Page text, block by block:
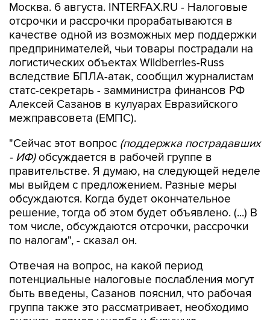
Москва. 6 августа. INTERFAX.RU - Налоговые
отсрочки и рассрочки прорабатываются в
качестве одной из возможных мер поддержки
предпринимателей, чьи товары пострадали на
логистических объектах Wildberries-Russ
вследствие БПЛА-атак, сообщил журналистам
статс-секретарь - замминистра финансов РФ
Алексей Сазанов в кулуарах Евразийского
межправсовета (ЕМПС).
"Сейчас этот вопрос (поддержка пострадавших
- ИФ)обсуждается в рабочей группе в
правительстве. Я думаю, на следующей неделе
мы выйдем с предложением. Разные меры
обсуждаются. Когда будет окончательное
решение, тогда об этом будет объявлено. (...) В
том числе, обсуждаются отсрочки, рассрочки
по налогам", - сказал он.
Отвечая на вопрос, на какой период
потенциальные налоговые послабления могут
быть введены, Сазанов пояснил, что рабочая
группа также это рассматривает, необходимо